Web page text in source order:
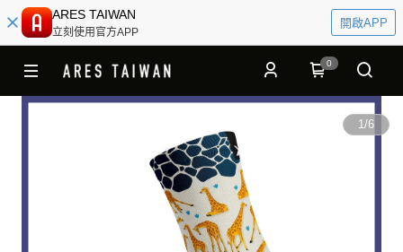
ARES TAIWAN
立刻使用官方APP
開啟APP
0
1/6